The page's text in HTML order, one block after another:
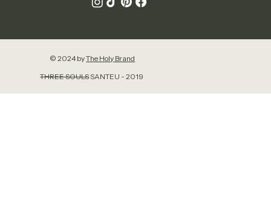
© 2024 byThe Holy Brand
THREE SOULSSANTEU - 2019